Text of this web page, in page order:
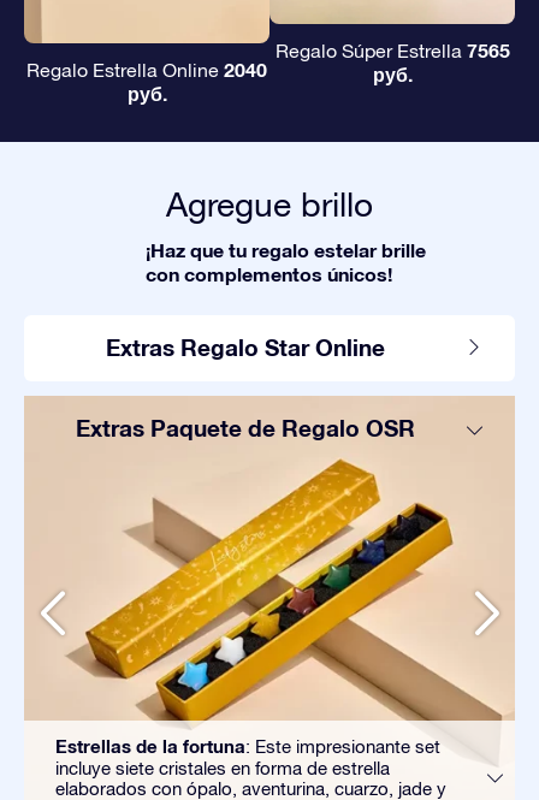
Regalo Estrella Online 2040
руб.
Regalo Súper Estrella 7565
руб.
Agregue brillo
¡Haz que tu regalo estelar brille
con complementos únicos!
Extras Regalo Star Online
Extras Paquete de Regalo OSR
Estrellas de la fortuna: Este impresionante set
incluye siete cristales en forma de estrella
elaborados con ópalo, aventurina, cuarzo, jade y